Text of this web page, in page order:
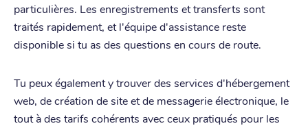
particulières. Les enregistrements et transferts sont
traités rapidement, et l'équipe d'assistance reste
disponible si tu as des questions en cours de route.
Tu peux également y trouver des services d'hébergement
web, de création de site et de messagerie électronique, le
tout à des tarifs cohérents avec ceux pratiqués pour les